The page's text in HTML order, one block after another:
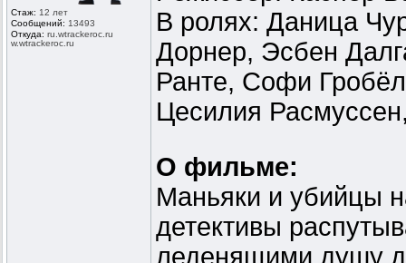
Стаж: 12 лет
Сообщений: 13493
Откуда: ru.wtrackeroc.ru
w.wtrackeroc .ru
В ролях: Даница
Дорнер, Эсбен
Ранте, Софи
Цесилия
О фильме:
Маньяки и убийцы
детективы
леденящими душу